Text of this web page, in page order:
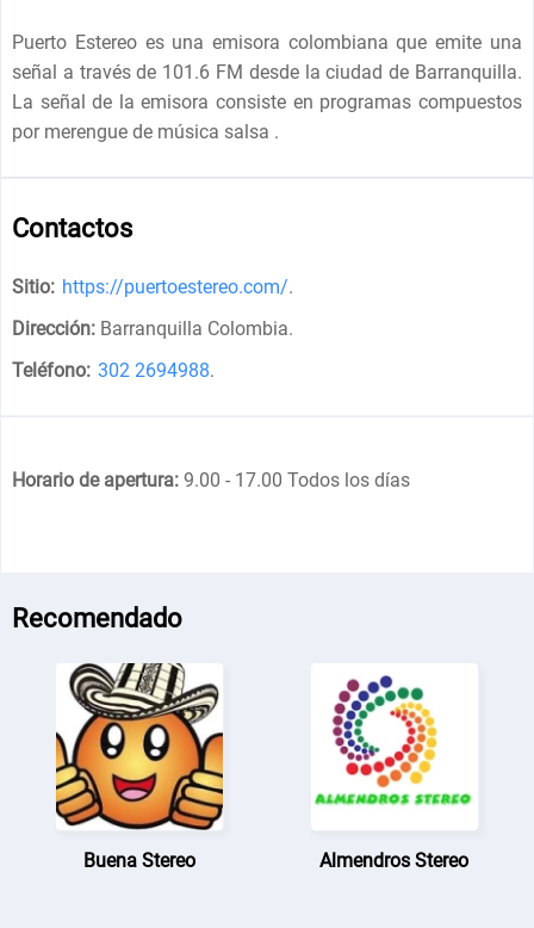
Puerto Estereo es una emisora colombiana que emite una
señal a través de 101.6 FM desde la ciudad de Barranquilla.
La señal de la emisora consiste en programas compuestos
por merengue de música salsa .
Contactos
Sitio: https://puertoestereo.com/.
Dirección: Barranquilla Colombia.
Teléfono: 302 2694988.
Horario de apertura: 9.00 - 17.00 Todos los días
Recomendado
Buena Stereo Almendros Stereo